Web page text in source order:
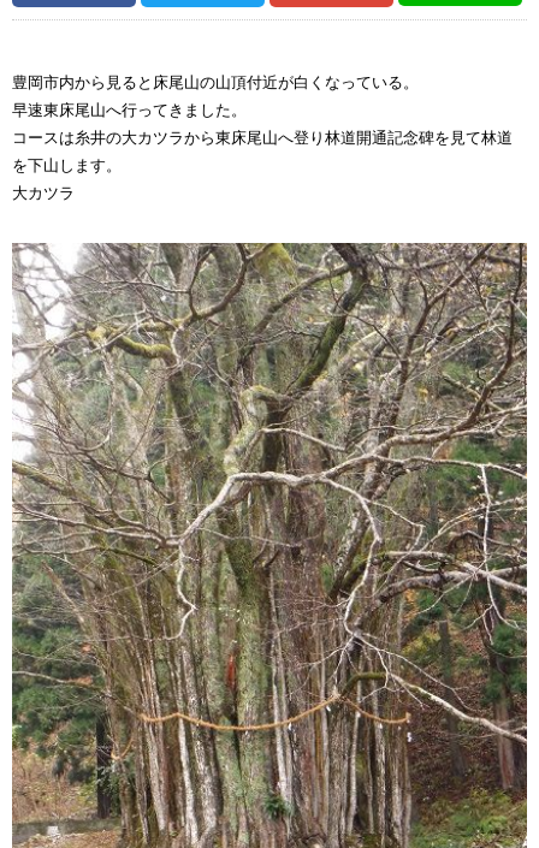
豊岡市内から見ると床尾山の山頂付近が白くなっている。
早速東床尾山へ行ってきました。
コースは糸井の大カツラから東床尾山へ登り林道開通記念碑を見て林道
を下山します。
大カツラ